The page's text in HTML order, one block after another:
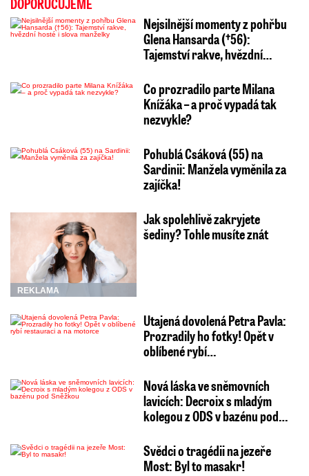
Nejsilnější momenty z pohřbu
Glena Hansarda (†56):
Tajemství rakve, hvězdní…
Co prozradilo parte Milana
Knížáka – a proč vypadá tak
nezvykle?
Pohublá Csáková (55) na
Sardinii: Manžela vyměnila za
zajíčka!
REKLAMA
Jak spolehlivě zakryjete
šediny? Tohle musíte znát
Utajená dovolená Petra Pavla:
Prozradily ho fotky! Opět v
oblíbené rybí…
Nová láska ve sněmovních
lavicích: Decroix s mladým
kolegou z ODS v bazénu pod…
Svědci o tragédii na jezeře
Most: Byl to masakr!